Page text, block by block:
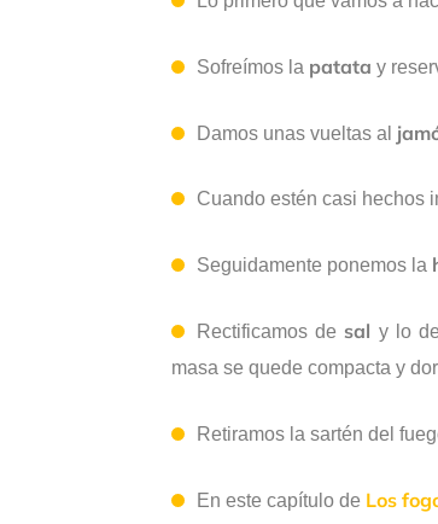
Sofreímos la patata y
Damos unas vueltas al
Cuando estén casi hechos
Seguidamente ponemos la
Rectificamos de sal y lo
masa se quede compacta y
Retiramos la sartén del
En este capítulo de Los